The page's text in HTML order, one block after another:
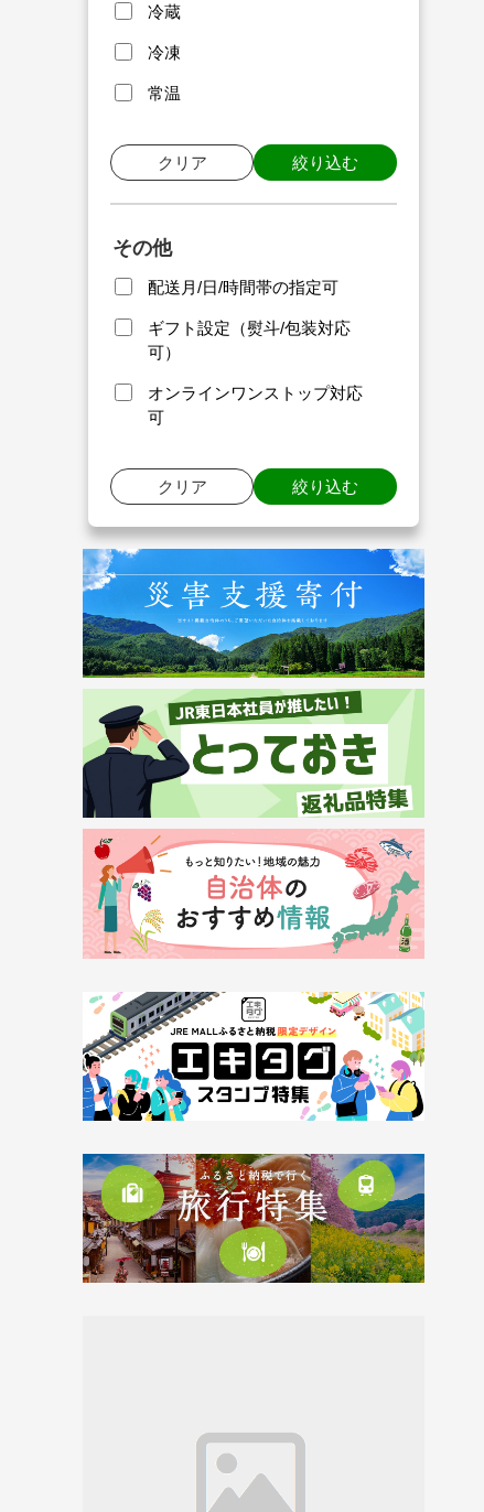
冷蔵
冷凍
常温
クリア 絞り込む
その他
配送月/日/時間帯の指定可
ギフト設定（熨斗/包装対応
可）
オンラインワンストップ対応
可
クリア 絞り込む